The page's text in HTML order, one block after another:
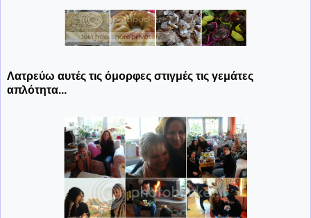
Λατρεύω αυτές τις όμορφες στιγμές τις γεμάτες
απλότητα...